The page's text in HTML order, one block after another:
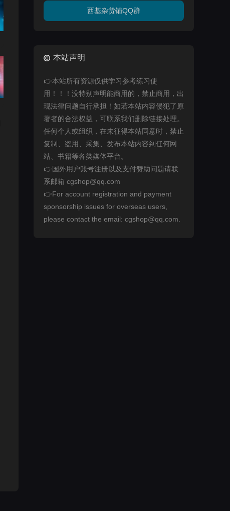
西基杂货铺QQ群
本站声明
👉本站所有资源仅供学习参考练习使
用！！！没特别声明能商用的，禁止商用，出
现法律问题自行承担！如若本站内容侵犯了原
著者的合法权益，可联系我们删除链接处理。
任何个人或组织，在未征得本站同意时，禁止
复制、盗用、采集、发布本站内容到任何网
站、书籍等各类媒体平台。
👉国外用户账号注册以及支付赞助问题请联
系邮箱 cgshop@qq.com
👉For account registration and payment
sponsorship issues for overseas users,
please contact the email: cgshop@qq.com.